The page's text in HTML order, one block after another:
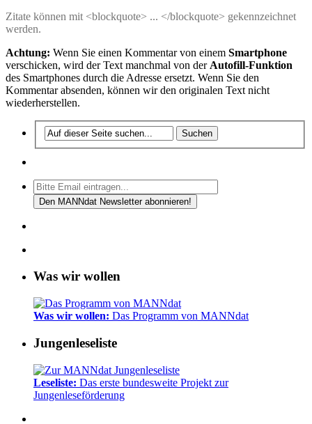
Zitate können mit <blockquote> ... </blockquote> gekennzeichnet
werden.
Achtung: Wenn Sie einen Kommentar von einem Smartphone
verschicken, wird der Text manchmal von der Autofill-Funktion
des Smartphones durch die Adresse ersetzt. Wenn Sie den
Kommentar absenden, können wir den originalen Text nicht
wiederherstellen.
Was wir wollen
Was wir wollen: Das Programm von MANNdat
Jungenleseliste
Leseliste: Das erste bundesweite Projekt zur
Jungenleseförderung